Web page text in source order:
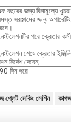
বছরের জন্য বিনামূল্যে
সরঞ্জামের জন্য
পরে ক্রেতার
শেষে ক্রেতার
নির্দেশ দেবেন;
দিন পরে
প্লেট মেকিং মেশিন